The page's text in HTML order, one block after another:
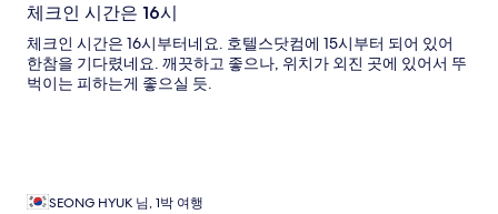
체크인 시간은 16시
체크인 시간은 16시부터네요. 호텔스닷컴에 15시부터 되어 있어
한참을 기다렸네요. 깨끗하고 좋으나, 위치가 외진 곳에 있어서 뚜
벅이는 피하는게 좋으실 듯.
SEONG HYUK 님, 1박 여행